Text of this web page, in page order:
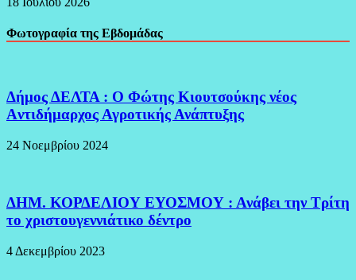
Φωτογραφία της Εβδομάδας
Δήμος ΔΕΛΤΑ : Ο Φώτης Κιουτσούκης νέος
Aντιδήμαρχος Αγροτικής Ανάπτυξης
24 Νοεμβρίου 2024
ΔΗΜ. ΚΟΡΔΕΛΙΟΥ ΕΥΟΣΜΟΥ : Ανάβει την Τρίτη
το χριστουγεννιάτικο δέντρο
4 Δεκεμβρίου 2023